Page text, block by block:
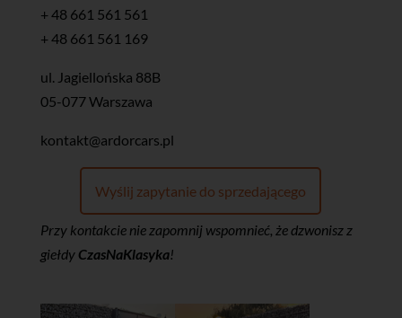
+ 48 661 561 561
+ 48 661 561 169
ul. Jagiellońska 88B
05-077 Warszawa
kontakt@ardorcars.pl
Wyślij zapytanie do sprzedającego
Przy kontakcie nie zapomnij wspomnieć, że dzwonisz z
giełdy CzasNaKlasyka!